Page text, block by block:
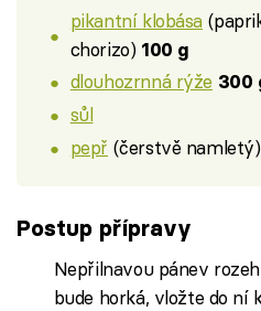
pikantní klobása
chorizo) 100 g
dlouhozrnná rýže 300
sůl
pepř (čerstvě namletý)
Postup přípravy
Nepřilnavou pánev
bude horká, vložte do ní